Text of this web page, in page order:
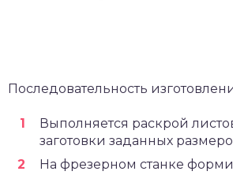
Последовательность
Выполняется раскрой
заготовки заданных
На фрезерном станке